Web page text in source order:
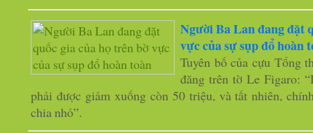
Người Ba Lan đang đặt
vực của sự sụp đổ hoàn
Tuyên bố của cựu Tổng
đăng trên tờ Le Figaro:
phải được giảm xuống còn 50 triệu, và tất nhiên,
chia nhỏ”.